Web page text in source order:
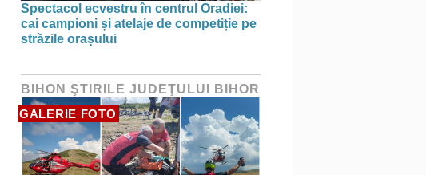
Spectacol ecvestru în centrul Oradiei:
cai campioni și atelaje de competiție pe
străzile orașului
BIHON ŞTIRILE JUDEŢULUI BIHOR
GALERIE FOTO